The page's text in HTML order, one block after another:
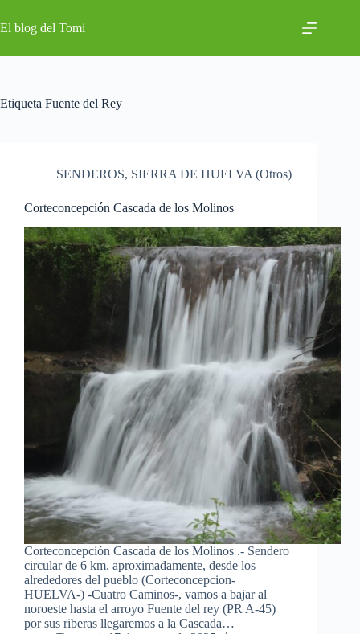
al
contenido
El blog del Tomi
Etiqueta Fuente del Rey
SENDEROS, SIERRA DE HUELVA (Otros)
Corteconcepción Cascada de los Molinos
Corteconcepción Cascada de los Molinos .- Sendero
circular de 6 km. aproximadamente, desde los
alrededores del pueblo (Corteconcepcion-
HUELVA-) -Cuatro Caminos-, vamos a bajar al
noroeste hasta el arroyo Fuente del rey (PR A-45)
por sus riberas llegaremos a la Cascada…